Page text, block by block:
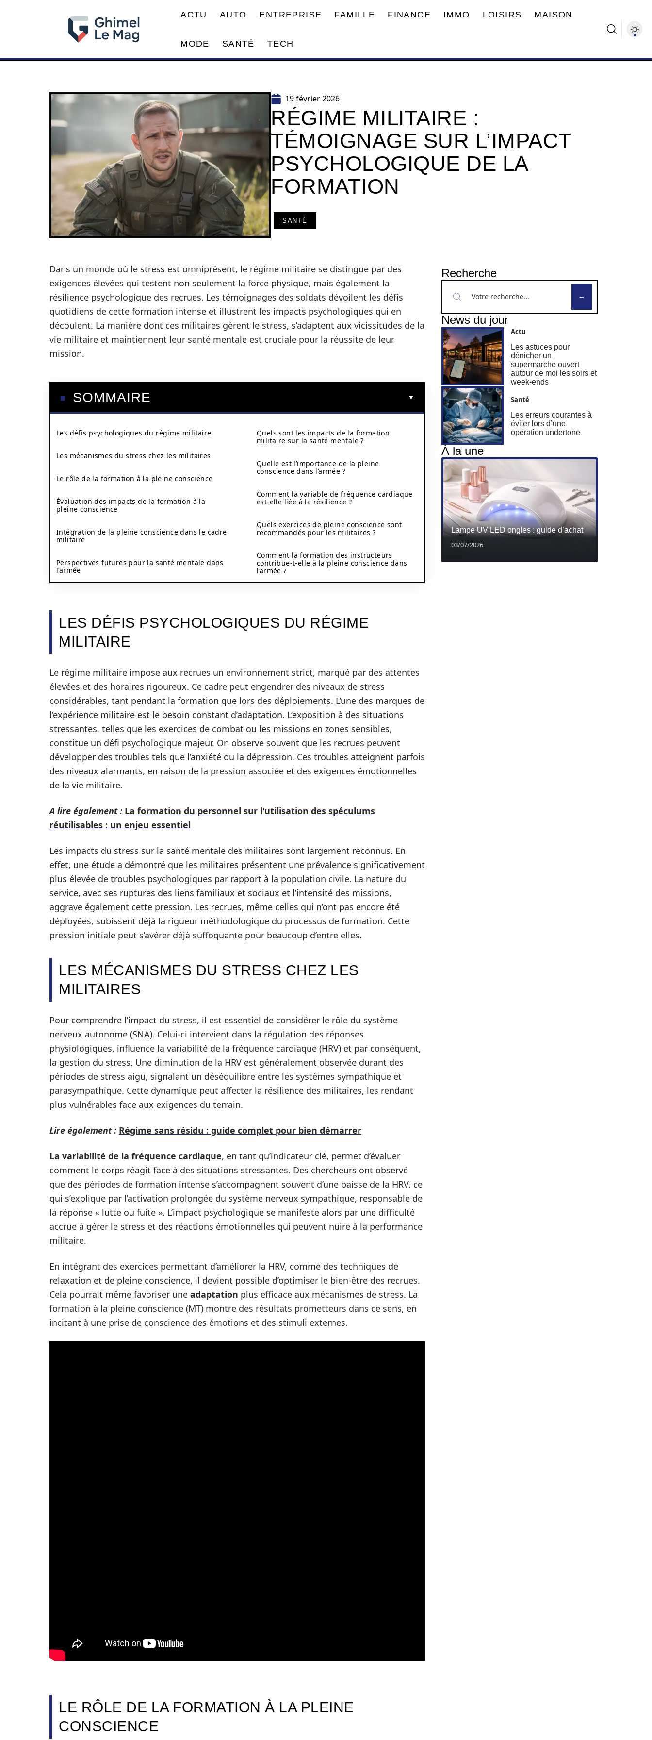
ACTU AUTO ENTREPRISE FAMILLE FINANCE IMMO LOISIRS MAISON
MODE SANTÉ TECH
19 février 2026
RÉGIME MILITAIRE :
TÉMOIGNAGE SUR L’IMPACT
PSYCHOLOGIQUE DE LA
FORMATION
SANTÉ
Dans un monde où le stress est omniprésent, le régime militaire se distingue par des
exigences élevées qui testent non seulement la force physique, mais également la
résilience psychologique des recrues. Les témoignages des soldats dévoilent les défis
quotidiens de cette formation intense et illustrent les impacts psychologiques qui en
découlent. La manière dont ces militaires gèrent le stress, s’adaptent aux vicissitudes de la
vie militaire et maintiennent leur santé mentale est cruciale pour la réussite de leur
mission.
SOMMAIRE
Les défis psychologiques du régime militaire
Les mécanismes du stress chez les militaires
Le rôle de la formation à la pleine conscience
Évaluation des impacts de la formation à la
pleine conscience
Intégration de la pleine conscience dans le cadre
militaire
Perspectives futures pour la santé mentale dans
l’armée
Quels sont les impacts de la formation
militaire sur la santé mentale ?
Quelle est l’importance de la pleine
conscience dans l’armée ?
Comment la variable de fréquence cardiaque
est-elle liée à la résilience ?
Quels exercices de pleine conscience sont
recommandés pour les militaires ?
Comment la formation des instructeurs
contribue-t-elle à la pleine conscience dans
l’armée ?
LES DÉFIS PSYCHOLOGIQUES DU RÉGIME
MILITAIRE
Le régime militaire impose aux recrues un environnement strict, marqué par des attentes
élevées et des horaires rigoureux. Ce cadre peut engendrer des niveaux de stress
considérables, tant pendant la formation que lors des déploiements. L’une des marques de
l’expérience militaire est le besoin constant d’adaptation. L’exposition à des situations
stressantes, telles que les exercices de combat ou les missions en zones sensibles,
constitue un défi psychologique majeur. On observe souvent que les recrues peuvent
développer des troubles tels que l’anxiété ou la dépression. Ces troubles atteignent parfois
des niveaux alarmants, en raison de la pression associée et des exigences émotionnelles
de la vie militaire.
A lire également : La formation du personnel sur l'utilisation des spéculums
réutilisables : un enjeu essentiel
Les impacts du stress sur la santé mentale des militaires sont largement reconnus. En
effet, une étude a démontré que les militaires présentent une prévalence significativement
plus élevée de troubles psychologiques par rapport à la population civile. La nature du
service, avec ses ruptures des liens familiaux et sociaux et l’intensité des missions,
aggrave également cette pression. Les recrues, même celles qui n’ont pas encore été
déployées, subissent déjà la rigueur méthodologique du processus de formation. Cette
pression initiale peut s’avérer déjà suffoquante pour beaucoup d’entre elles.
LES MÉCANISMES DU STRESS CHEZ LES
MILITAIRES
Pour comprendre l’impact du stress, il est essentiel de considérer le rôle du système
nerveux autonome (SNA). Celui-ci intervient dans la régulation des réponses
physiologiques, influence la variabilité de la fréquence cardiaque (HRV) et par conséquent,
la gestion du stress. Une diminution de la HRV est généralement observée durant des
périodes de stress aigu, signalant un déséquilibre entre les systèmes sympathique et
parasympathique. Cette dynamique peut affecter la résilience des militaires, les rendant
plus vulnérables face aux exigences du terrain.
Lire également : Régime sans résidu : guide complet pour bien démarrer
La variabilité de la fréquence cardiaque, en tant qu’indicateur clé, permet d’évaluer
comment le corps réagit face à des situations stressantes. Des chercheurs ont observé
que des périodes de formation intense s’accompagnent souvent d’une baisse de la HRV, ce
qui s’explique par l’activation prolongée du système nerveux sympathique, responsable de
la réponse « lutte ou fuite ». L’impact psychologique se manifeste alors par une difficulté
accrue à gérer le stress et des réactions émotionnelles qui peuvent nuire à la performance
militaire.
En intégrant des exercices permettant d’améliorer la HRV, comme des techniques de
relaxation et de pleine conscience, il devient possible d’optimiser le bien-être des recrues.
Cela pourrait même favoriser une adaptation plus efficace aux mécanismes de stress. La
formation à la pleine conscience (MT) montre des résultats prometteurs dans ce sens, en
incitant à une prise de conscience des émotions et des stimuli externes.
LE RÔLE DE LA FORMATION À LA PLEINE
CONSCIENCE
Recherche
News du jour
Actu
Les astuces pour
dénicher un
supermarché ouvert
autour de moi les soirs et
week-ends
Santé
Les erreurs courantes à
éviter lors d’une
opération undertone
À la une
Lampe UV LED ongles : guide d’achat
03/07/2026